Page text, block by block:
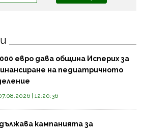
евро дава община Исперих за
на педиатричното
| 12:20:36
кампанията за